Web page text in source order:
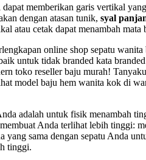
memberikan garis vertikal
dengan atasan tunik, syal
atau cetak dapat menambah
online shop sepatu
untuk tidak branded kata
toko reseller baju murah!
model baju hem wanita kok di
adalah untuk fisik menambah
Anda terlihat lebih tinggi:
sama dengan sepatu Anda
tinggi.